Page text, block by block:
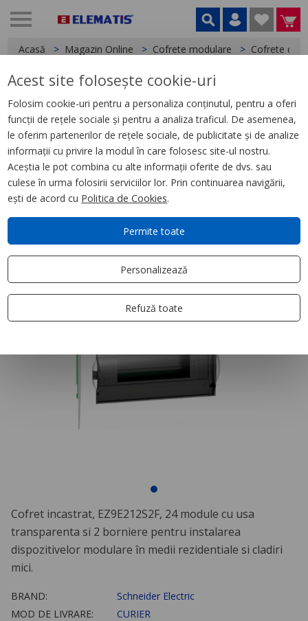
Acasă Magazin Online Cofrete modulare Cofrete cu
< Cofrete cu montaj incastrat
Cofret cu montaj incastrat, 24
module, 2 borniere, usa
transparenta
Cofret incastrat, EZ9E212S2F, 24 module cu usa
transparenta si 2 borniere pentru instalarea
dispozitivelor modulare în medii rezidentiale si cladiri
mici.
BRAND:
Schneider Electric
MOD DE LIVRARE:
CURIER
Acest site folosește cookie-uri
Folosim cookie-uri pentru a personaliza conținutul, pentru a oferi
funcții de rețele sociale și pentru a analiza traficul. De asemenea,
le oferim partenerilor de rețele sociale, de publicitate și de analize
informații cu privire la modul în care folosesc site-ul nostru.
Aceștia le pot combina cu alte informații oferite de dvs. sau
culese în urma folosirii serviciilor lor. Prin continuarea navigării,
ești de acord cu Politica de Cookies.
Permite toate
Personalizează
Refuză toate